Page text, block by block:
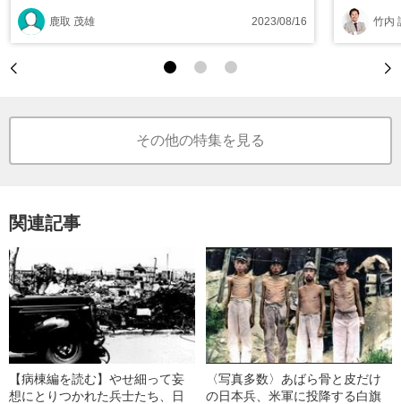
鹿取 茂雄 2023/08/16 竹内
その他の特集を見る
関連記事
【病棟編を読む】やせ細って妄
想にとりつかれた兵士たち、日
〈写真多数〉あばら骨と皮だけ
の日本兵、米軍に投降する白旗